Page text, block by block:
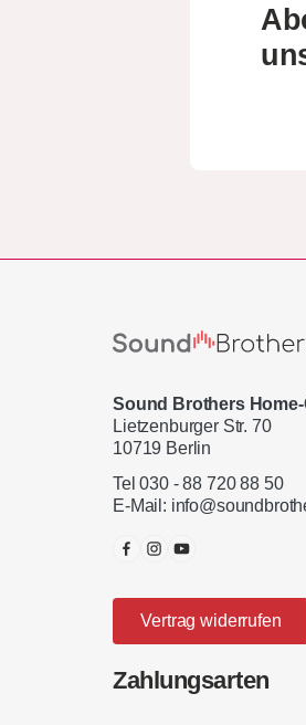
Sound Brothers
Lietzenburger Str. 70
10719 Berlin
Tel 030 - 88 720 88 50
E-Mail:
Vertrag widerrufen
Zahlungsarten